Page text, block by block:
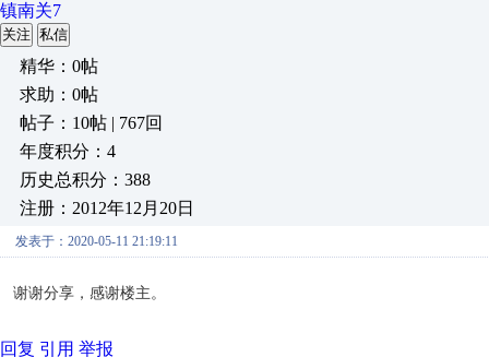
镇南关7
关注 私信
精华：0帖
求助：0帖
帖子：10帖 | 767回
年度积分：4
历史总积分：388
注册：2012年12月20日
发表于：2020-05-11 21:19:11
谢谢分享，感谢楼主。
回复 引用 举报